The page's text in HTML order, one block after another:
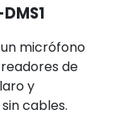
un micrófono
de
y
cables.